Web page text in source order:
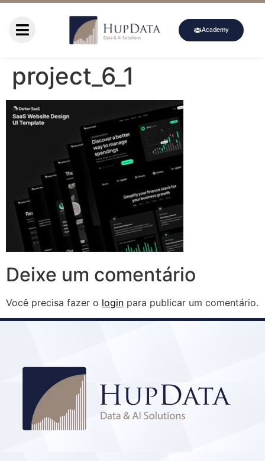
Academy
project_6_1
Deixe um comentário
Você precisa fazer o login para publicar um comentário.